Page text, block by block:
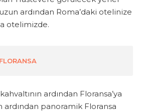
ardından Roma’daki otelinize
otelimizde.
ardından Floransa’ya
ardından panoramik Floransa